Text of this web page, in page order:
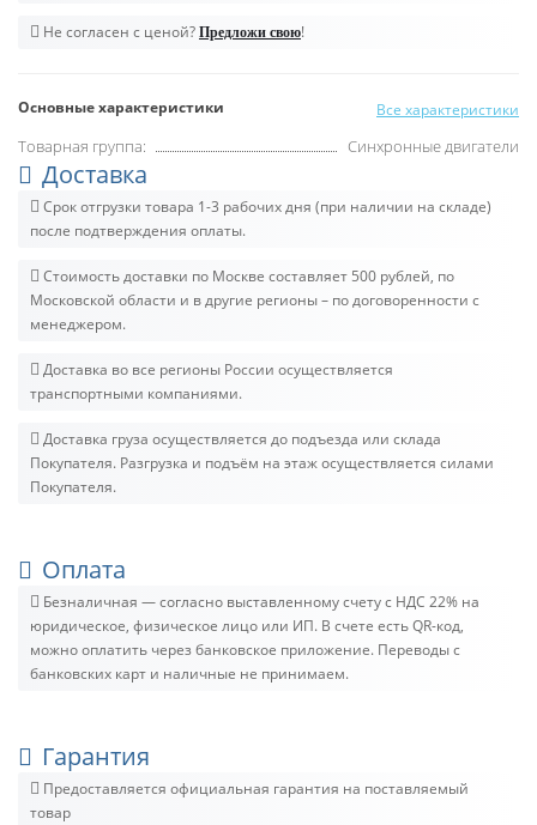
Не согласен с ценой? Предложи свою!
Основные характеристики Все характеристики
Товарная группа: Синхронные двигатели
Доставка
Срок отгрузки товара 1-3 рабочих дня (при наличии на складе)
после подтверждения оплаты.
Стоимость доставки по Москве составляет 500 рублей, по
Московской области и в другие регионы – по договоренности с
менеджером.
Доставка во все регионы России осуществляется
транспортными компаниями.
Доставка груза осуществляется до подъезда или склада
Покупателя. Разгрузка и подъём на этаж осуществляется силами
Покупателя.
Оплата
Безналичная — согласно выставленному счету c НДС 22% на
юридическое, физическое лицо или ИП. В счете есть QR-код,
можно оплатить через банковское приложение. Переводы с
банковских карт и наличные не принимаем.
Гарантия
Предоставляется официальная гарантия на поставляемый
товар